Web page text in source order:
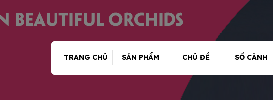
TRANG CHỦ SẢN PHẨM CHỦ ĐỀ SỐ CÀNH